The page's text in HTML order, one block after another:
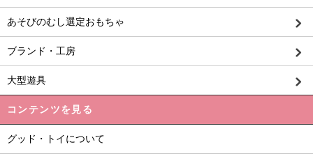
あそびのむし選定おもちゃ
ブランド・工房
大型遊具
コンテンツを見る
グッド・トイについて